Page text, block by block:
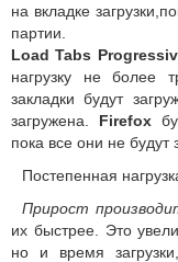
на вкладке
партии.
Load Tabs
нагрузку не более
закладки будут
загружена. Firefox
пока все они не будут
Постепенная
Прирост
их быстрее. Это
но и время